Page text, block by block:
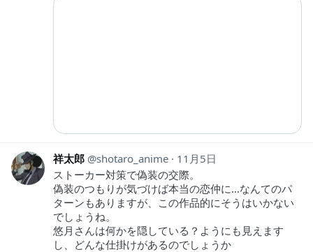
祥太郎 shotaro_anime
11月5日
ストーカー対策で偽装の交際。
偽装のつもりが気づけば本当の恋仲に…なんてのパ
ターンもありますが、この作品的にそうはいかない
でしょうね。
悠月さんは何かを隠している？ようにも見えます
し、どんな仕掛けがあるのでしょうか